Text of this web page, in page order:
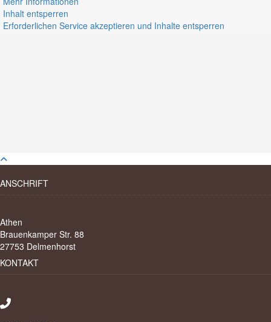
Inhalt entsperren
Erforderlichen Service akzeptieren und Inhalte entsperren
ANSCHRIFT
Athen
Brauenkamper Str. 88
27753 Delmenhorst
KONTAKT